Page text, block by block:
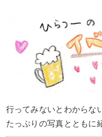
行ってみないとわからな
たっぷりの写真とともに